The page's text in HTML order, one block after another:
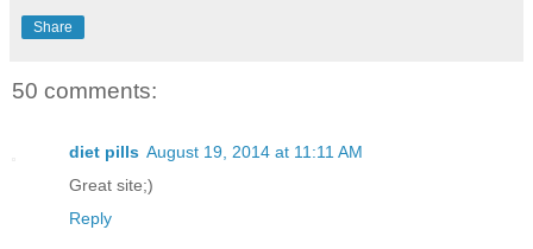
Share
50 comments:
diet pills August 19, 2014 at 11:11 AM
Great site;)
Reply